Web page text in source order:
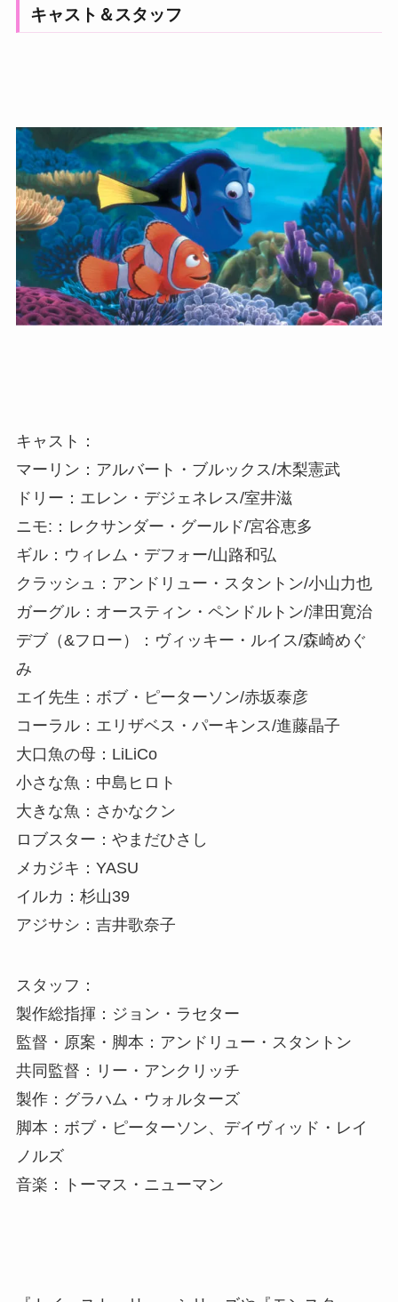
キャスト＆スタッフ
キャスト：
マーリン：アルバート・ブルックス/木梨憲武
ドリー：エレン・デジェネレス/室井滋
ニモ:：レクサンダー・グールド/宮谷恵多
ギル：ウィレム・デフォー/山路和弘
クラッシュ：アンドリュー・スタントン/小山力也
ガーグル：オースティン・ペンドルトン/津田寛治
デブ（&フロー）：ヴィッキー・ルイス/森崎めぐ
み
エイ先生：ボブ・ピーターソン/赤坂泰彦
コーラル：エリザベス・パーキンス/進藤晶子
大口魚の母：LiLiCo
小さな魚：中島ヒロト
大きな魚：さかなクン
ロブスター：やまだひさし
メカジキ：YASU
イルカ：杉山39
アジサシ：吉井歌奈子
スタッフ：
製作総指揮：ジョン・ラセター
監督・原案・脚本：アンドリュー・スタントン
共同監督：リー・アンクリッチ
製作：グラハム・ウォルターズ
脚本：ボブ・ピーターソン、デイヴィッド・レイ
ノルズ
音楽：トーマス・ニューマン